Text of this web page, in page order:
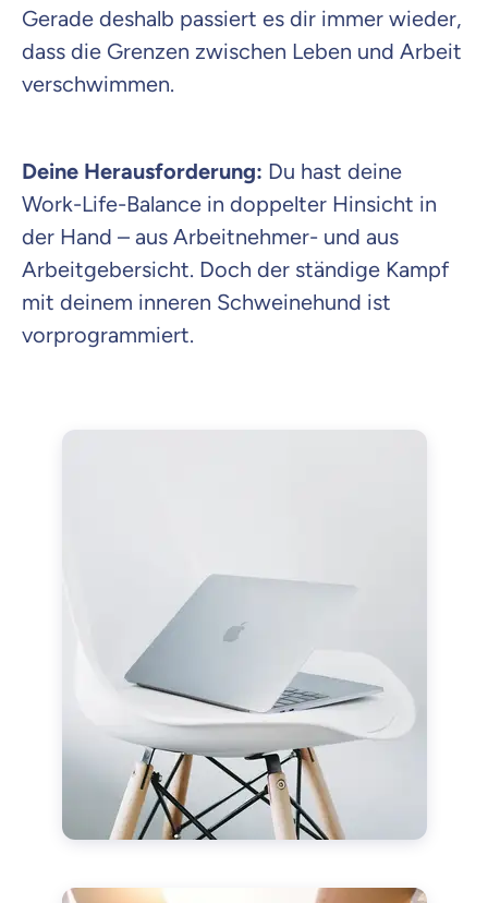
Gerade deshalb passiert es dir immer wieder,
dass die Grenzen zwischen Leben und Arbeit
verschwimmen.
Deine Herausforderung: Du hast deine
Work-Life-Balance in doppelter Hinsicht in
der Hand – aus Arbeitnehmer- und aus
Arbeitgebersicht. Doch der ständige Kampf
mit deinem inneren Schweinehund ist
vorprogrammiert.